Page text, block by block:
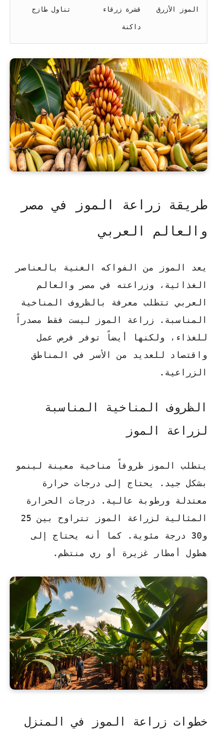
الموز الأزرق قشرة زرقاء
داكنة
تناول طازج
طريقة زراعة الموز في مصر
والعالم العربي
يعد الموز من الفواكه الغنية بالعناصر
الغذائية، وزراعته في مصر والعالم
العربي تتطلب معرفة بالظروف المناخية
المناسبة. زراعة الموز ليست فقط مصدراً
للغذاء، ولكنها أيضاً توفر فرص عمل
واقتصاد للعديد من الأسر في المناطق
الزراعية.
الظروف المناخية المناسبة
لزراعة الموز
يتطلب الموز
ظروفاً مناخية معينة لينمو
بشكل جيد. يحتاج إلى درجات حرارة
معتدلة ورطوبة عالية. درجات الحرارة
المثالية لزراعة الموز تتراوح بين 25
و30 درجة مئوية. كما أنه يحتاج إلى
هطول أمطار غزيرة أو ري منتظم.
خطوات زراعة الموز في المنزل